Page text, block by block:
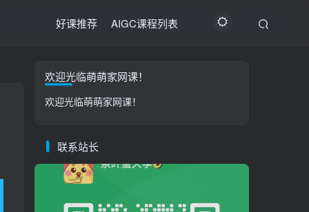
好课推荐 AIGC课程列表
欢迎光临萌萌家网课！
欢迎光临萌萌家网课！
联系站长